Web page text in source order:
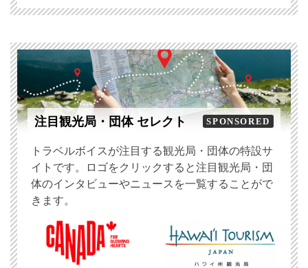
注目観光局・団体 セレクト SPONSORED
トラベルボイスが注目する観光局・団体の特設サ
イトです。ロゴをクリックすると注目観光局・団
体のインタビューやニュースを一覧することがで
きます。